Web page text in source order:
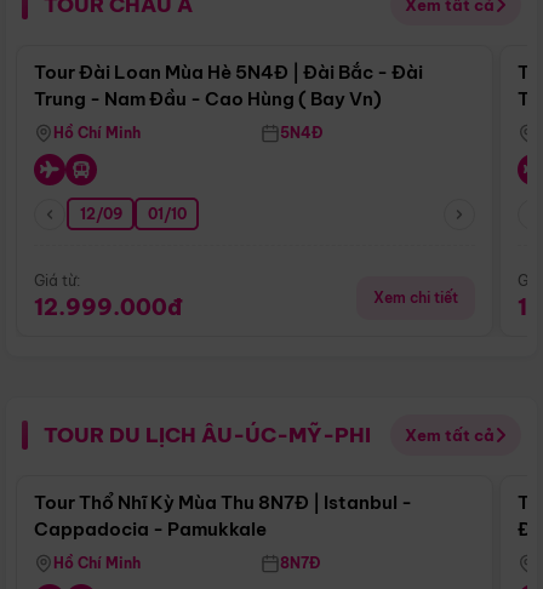
Xem tất cả
Điểm nổi bật
Tour Đài Loan Mùa Hè 5N4Đ | Đài Bắc - Đài
Trung - Nam Đầu - Cao Hùng ( Bay Vn)
Hồ Chí Minh 5N4Đ
12/09 01/10
Giá từ:
12.999.000đ Xem chi tiết
TOUR DU LỊCH ÂU-ÚC-MỸ-PHI Xem tất cả
Điểm nổi bật
Tour Thổ Nhĩ Kỳ Mùa Thu 8N7Đ | Istanbul -
Cappadocia - Pamukkale
Hồ Chí Minh 8N7Đ